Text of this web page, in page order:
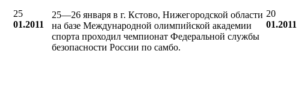
25
01.2011
25—26 января в г. Кстово, Нижегородской области
на базе Международной олимпийской академии
спорта проходил чемпионат Федеральной службы
безопасности России по самбо.
20
01.2011